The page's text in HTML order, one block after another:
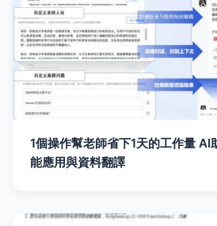
1個操作幫老師省下1天的工作量 AI
能應用與資料翻譯